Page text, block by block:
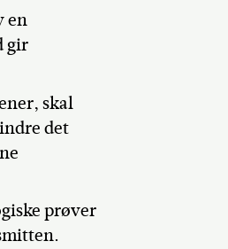
en
gir
skal
det
prøver